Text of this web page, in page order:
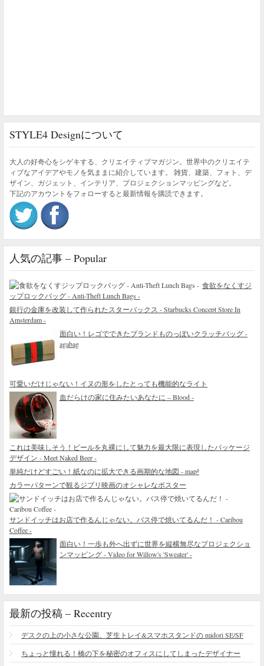
STYLE4 Designについて
大人の好奇心をシゲキする、クリエイティブマガジン。世界中のクリエイテ
ィブなアイデアやモノを気ままに紹介しています。 雑貨、建築、フォト、デ
ザイン、ガジェット、インテリア、プロジェクションマッピングなど。
下記のアカウントをフォローすると最新情報を購読できます。
人気の記事 – Popular
食欲をなくすジ
ップロックバッグ - Anti-Theft Lunch Bags -
銀行の金庫を改装して作られたスターバックス - Starbucks Concept Store In
Amsterdam -
面白い！レゴでできたブランドものっぽいクラッチバッグ -
agabag
可愛いだけじゃない！イヌの形をしたとっても機能的なライト
血だらけの家に住みたいあなたに – Blood -
これは美味しそう！ビールを丸裸にして魅力を最大限に表現したパッケージ
デザイン - Meet Naked Beer -
単純だけどすごい！紙なのに拡大できる画期的な地図 - map²
カラーパターンで観るジブリ映画のオシャレなポスター
サンドイッチはお店で作るんじゃない。バス停で焼いてるんだ！ - Caribou
Coffee -
面白い！一歩も外へ出ずに世界を縦横無尽なプロジェクショ
ンマッピング - Video for Willow's 'Sweater' -
最新の投稿 – Recentry
デスクの上の小さな公園。芝生トレイ&スマホスタンドの midori SE/SF
ちょっと憧れる！橋の下を秘密のオフィスにしてしまったデザイナー